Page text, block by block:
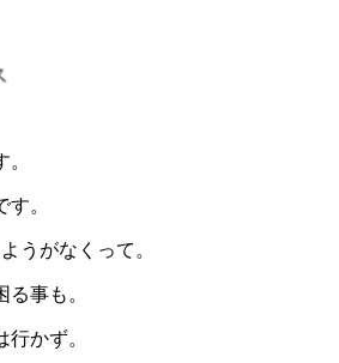
。
うがなくって。
事も。
かず。